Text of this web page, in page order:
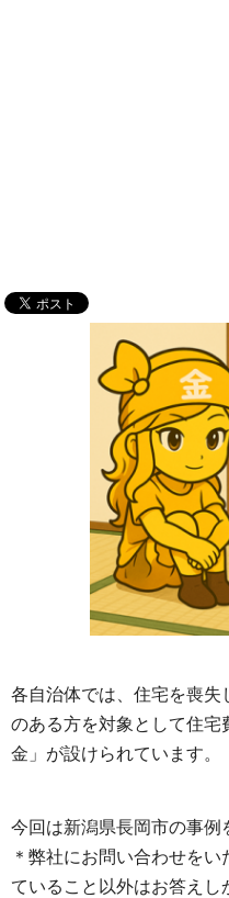
各自治体では、住宅を喪
のある方を対象として住
金」が設けられています。
今回は新潟県長岡市の事例
＊弊社にお問い合わせを
ていること以外はお答えし